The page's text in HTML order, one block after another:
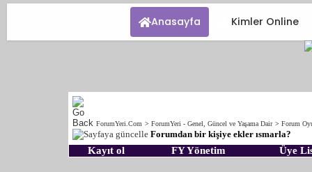
Anasayfa Kimler Online
ForumYeri.Com > ForumYeri - Genel, Güncel ve Yaşama Dair > Forum
Forumdan bir kişiye ekler ısmarla?
Kayıt ol FY Yönetim Üye